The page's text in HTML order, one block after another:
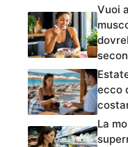
Vuoi
ecco
La